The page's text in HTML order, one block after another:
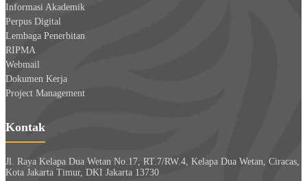
Informasi Akademik
Perpus Digital
Lembaga Penerbitan
RIPMA
Webmail
Dokumen Kerja
Project Management
Kontak
Jl. Raya Kelapa Dua Wetan No.17, RT.7/RW.4, Kelapa Dua Wetan, Ciracas,
Kota Jakarta Timur, DKI Jakarta 13730